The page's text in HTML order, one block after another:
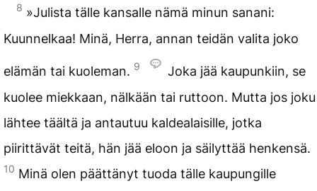
8 »Julista tälle kansalle nämä minun sanani:
Kuunnelkaa! Minä, Herra, annan teidän valita joko
elämän tai kuoleman. 9
Joka jää kaupunkiin, se
kuolee miekkaan, nälkään tai ruttoon. Mutta jos joku
lähtee täältä ja antautuu kaldealaisille, jotka
piirittävät teitä, hän jää eloon ja säilyttää henkensä.
10 Minä olen päättänyt tuoda tälle kaupungille